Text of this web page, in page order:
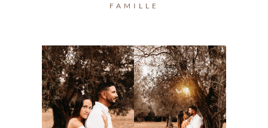
FAMILLE